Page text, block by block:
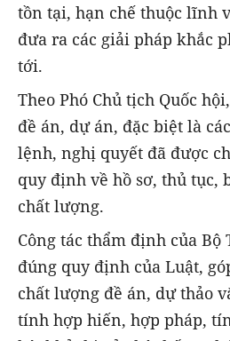
tồn tại, hạn chế thuộc lĩnh
đưa ra các giải pháp khắc
tới.
Theo Phó Chủ tịch Quốc
đề án, dự án, đặc biệt là
lệnh, nghị quyết đã được
quy định về hồ sơ, thủ tục,
chất lượng.
Công tác thẩm định của
đúng quy định của Luật,
chất lượng đề án, dự thảo
tính hợp hiến, hợp pháp,